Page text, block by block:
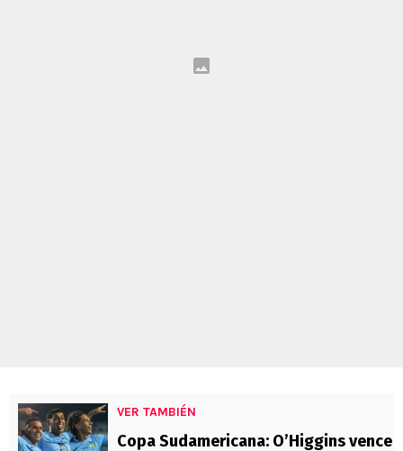
VER TAMBIÉN
Copa Sudamericana: O’Higgins vence